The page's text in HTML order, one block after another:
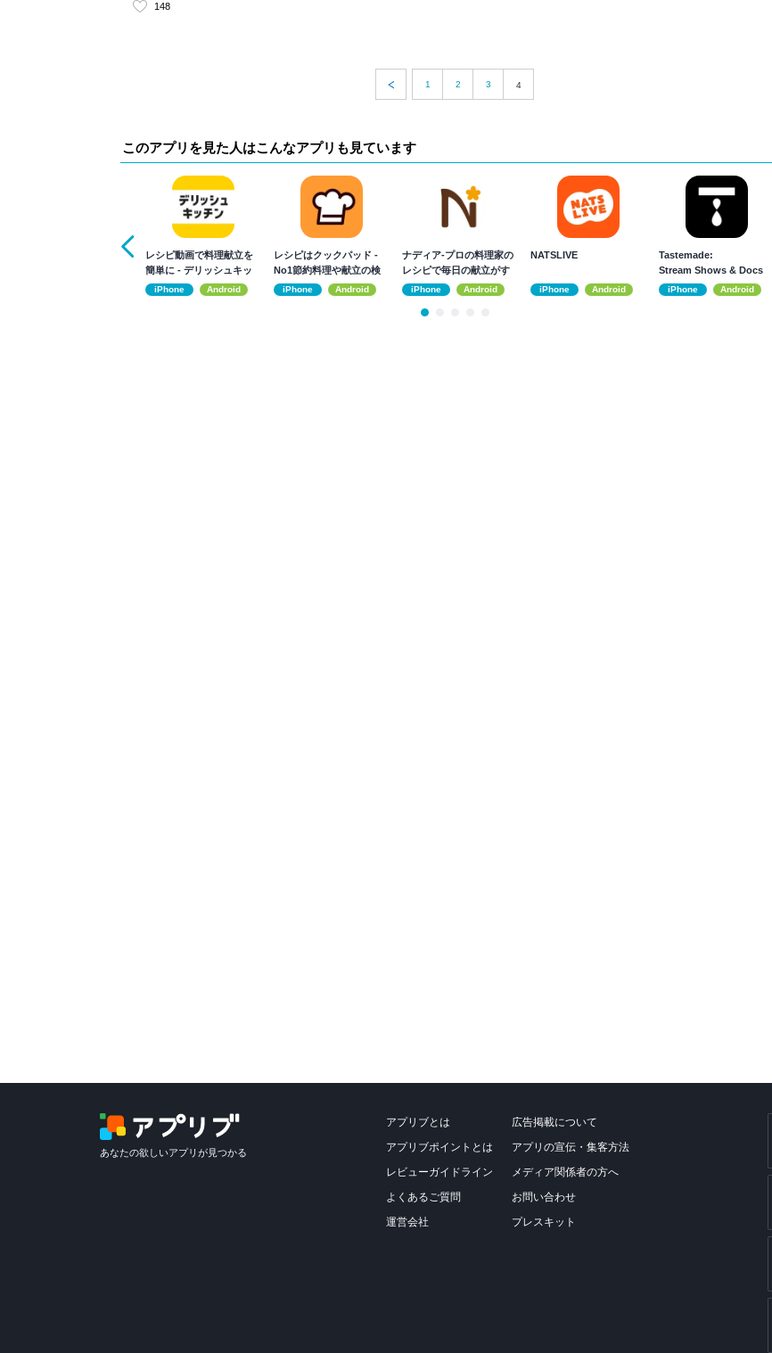
148
1 2 3 4
このアプリを見た人はこんなアプリも見ています
レシピ動画で料理献立を
簡単‪に - デリッシュキッ
チンiPhone Android
レシピはクックパッド -
No1節約料理や献立の検
索アプリ
iPhone Android
ナディア-プロの料理家の
レシピで毎日の献立がす
ぐ決まる
iPhone Android
NATSLIVE
iPhone Android
Tastemade:
Stream Shows & Docs
iPhone Android
あなたの欲しいアプリが見つかる
アプリブとは
アプリブポイントとは
レビューガイドライン
よくあるご質問
運営会社
広告掲載について
アプリの宣伝・集客方法
メディア関係者の方へ
お問い合わせ
プレスキット